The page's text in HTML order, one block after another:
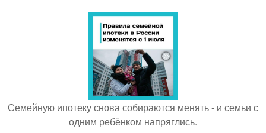
Семейную ипотеку снова собираются менять - и семьи с
одним ребёнком напряглись.